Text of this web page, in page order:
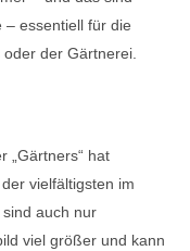
essentiell für die
der Gärtnerei.
„Gärtners“ hat
vielfältigsten im
auch nur
viel größer und kann